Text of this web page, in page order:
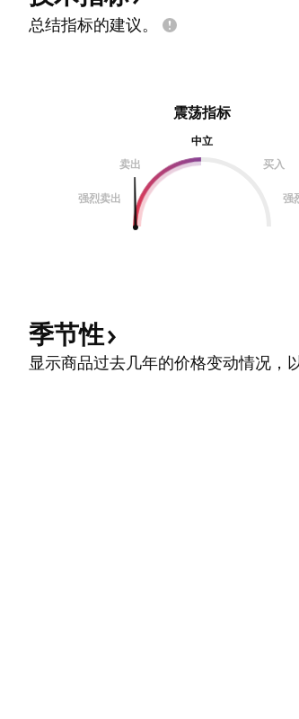
总结指标的建议。
震荡指标
中立
卖出
买入
强烈卖出 强
季节性
显示商品过去几年的价格变动情况，